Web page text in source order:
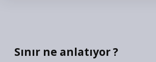
Sınır ne anlatıyor ?